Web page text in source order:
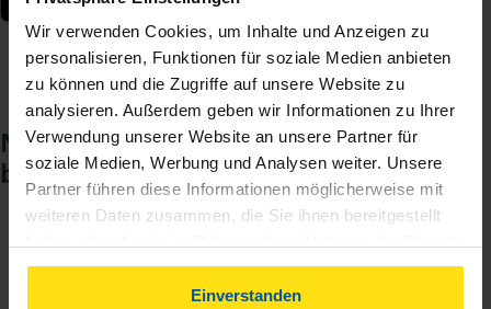
Wir verwenden Cookies, um Inhalte und Anzeigen zu
personalisieren, Funktionen für soziale Medien anbieten
zu können und die Zugriffe auf unsere Website zu
analysieren. Außerdem geben wir Informationen zu Ihrer
Verwendung unserer Website an unsere Partner für
soziale Medien, Werbung und Analysen weiter. Unsere
Partner führen diese Informationen möglicherweise mit
weiteren Daten zusammen, die Sie ihnen bereitgestellt
gesammelt haben. Indem Sie auf Einverstanden klicken,
können Sie der Verwendung von Cookies, gemäß
Einverstanden
Noch keinen Zugang? So einfach
beantragen Sie ihn.
1